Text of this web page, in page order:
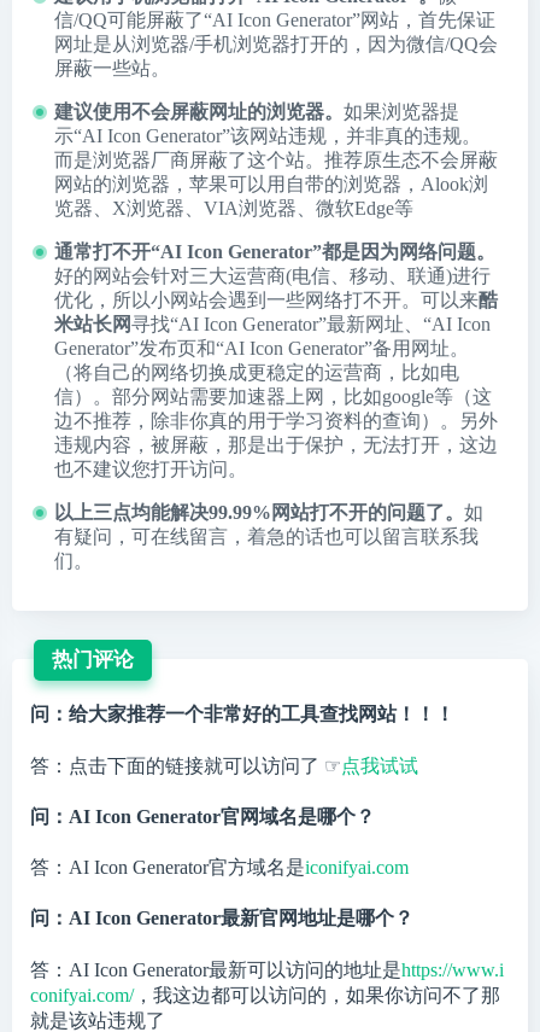
信/QQ可能屏蔽了“AI Icon Generator”网站，首先保证
网址是从浏览器/手机浏览器打开的，因为微信/QQ会
屏蔽一些站。
建议使用不会屏蔽网址的浏览器。 如果浏览器提
示“AI Icon Generator”该网站违规，并非真的违规。
而是浏览器厂商屏蔽了这个站。推荐原生态不会屏蔽
网站的浏览器，苹果可以用自带的浏览器， Alook浏
览器
X浏览器 VIA浏览器 微软Edge等
通常打不开“AI Icon Generator”都是因为网络问题。
好的网站会针对三大运营商(电信、移动、联通)进行
优化，所以小网站会遇到一些网络打不开。可以来酷
米站长网寻找“AI Icon Generator”最新网址、“AI Icon
Generator”发布页和“AI Icon Generator”备用网址。
（将自己的网络切换成更稳定的运营商，比如电
信）。部分网站需要加速器上网，比如google等（这
边不推荐，除非你真的用于学习资料的查询）。另外
违规内容，被屏蔽，那是出于保护，无法打开，这边
也不建议您打开访问。
以上三点均能解决99.99%网站打不开的问题了。 如
有疑问，可在线留言，着急的话也可以留言联系我
们。
热门评论
问：给大家推荐一个非常好的工具查找网站！！！
答：点击下面的链接就可以访问了 ☞点我试试
问：AI Icon Generator官网域名是哪个？
答：AI Icon Generator官方域名是iconifyai.com
问：AI Icon Generator最新官网地址是哪个？
答：AI Icon Generator最新可以访问的地址是https://www.i
conifyai.com/，我这边都可以访问的，如果你访问不了那
就是该站违规了